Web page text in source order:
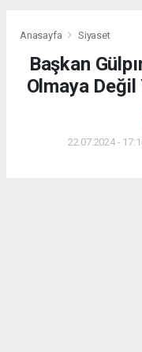
Anasayfa Siyaset
Başkan
Olmaya
22.07.2024 -